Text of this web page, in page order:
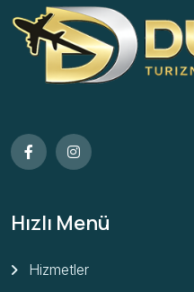
Hızlı Menü
Hizmetler